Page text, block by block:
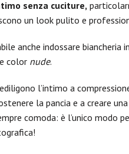
senza cuciture,
un look pulito e
anche indossare biancheria
color nude.
l’intimo a
la pancia e a creare
comoda: è l’unico modo